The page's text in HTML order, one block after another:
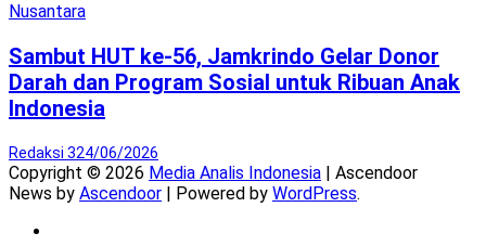
Nusantara
Sambut HUT ke-56, Jamkrindo Gelar Donor
Darah dan Program Sosial untuk Ribuan Anak
Indonesia
Redaksi 324/06/2026
Copyright © 2026 Media Analis Indonesia | Ascendoor
News by Ascendoor | Powered by WordPress.